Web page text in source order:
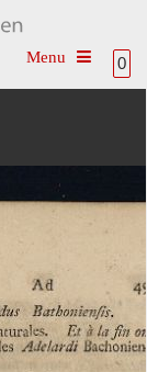
0
Toggle